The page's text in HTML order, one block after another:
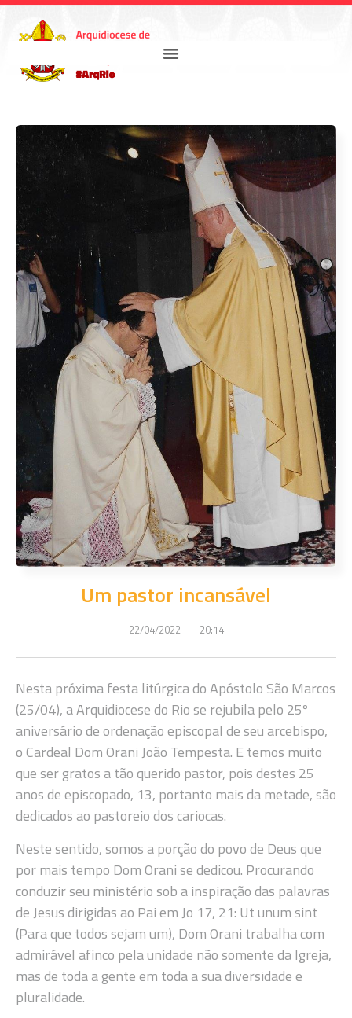
Um pastor incansável
22/04/2022 20:14
Nesta próxima festa litúrgica do Apóstolo São Marcos
(25/04), a Arquidiocese do Rio se rejubila pelo 25º
aniversário de ordenação episcopal de seu arcebispo,
o Cardeal Dom Orani João Tempesta. E temos muito
que ser gratos a tão querido pastor, pois destes 25
anos de episcopado, 13, portanto mais da metade, são
dedicados ao pastoreio dos cariocas.
Neste sentido, somos a porção do povo de Deus que
por mais tempo Dom Orani se dedicou. Procurando
conduzir seu ministério sob a inspiração das palavras
de Jesus dirigidas ao Pai em Jo 17, 21: Ut unum sint
(Para que todos sejam um), Dom Orani trabalha com
admirável afinco pela unidade não somente da Igreja,
mas de toda a gente em toda a sua diversidade e
pluralidade.